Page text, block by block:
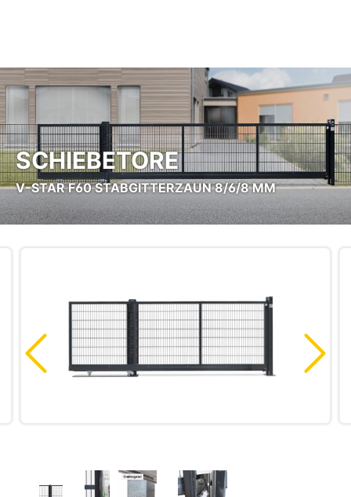
SCHIEBETORE
V-STAR F60 STABGITTERZAUN 8/6/8 MM